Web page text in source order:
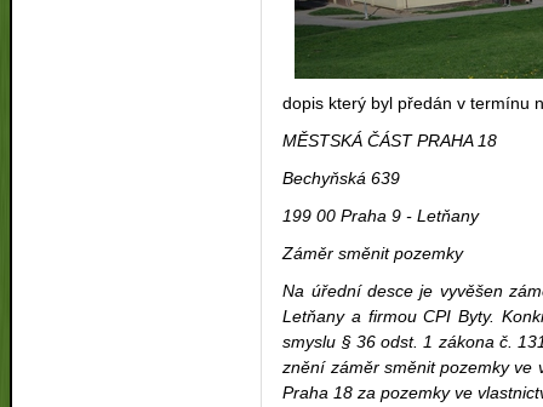
dopis který byl předán v termínu
MĚSTSKÁ ČÁST PRAHA 18
Bechyňská 639
199 00 Praha 9 - Letňany
Záměr směnit pozemky
Na úřední desce je vyvěšen
Letňany a firmou CPI Byty.
smyslu § 36 odst. 1 zákona č.
znění záměr směnit pozemky ve
Praha 18 za pozemky ve